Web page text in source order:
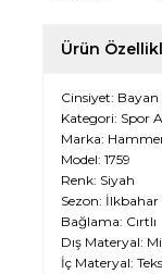
Ürün
Cinsiyet: Bayan
Kategori: Spor
Marka:
Model: 1759
Renk: Siyah
Sezon: İlkbahar
Bağlama: Cırtlı
Dış Materyal:
İç Materyal: